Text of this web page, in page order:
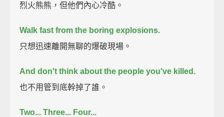
烈火熊熊，但他們內心冷酷。
Walk fast from the boring explosions.
只想迅速離開無聊的爆破現場。
And don't think about the people you've killed.
也不用管到底幹掉了誰。
Two... Three... Four...